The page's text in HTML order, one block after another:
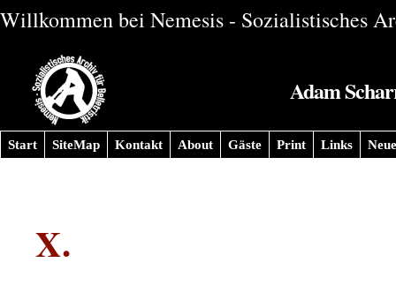
Willkommen bei Nemesis - Sozialistisches
Adam
Start SiteMap Kontakt About Gäste Print Links
X.